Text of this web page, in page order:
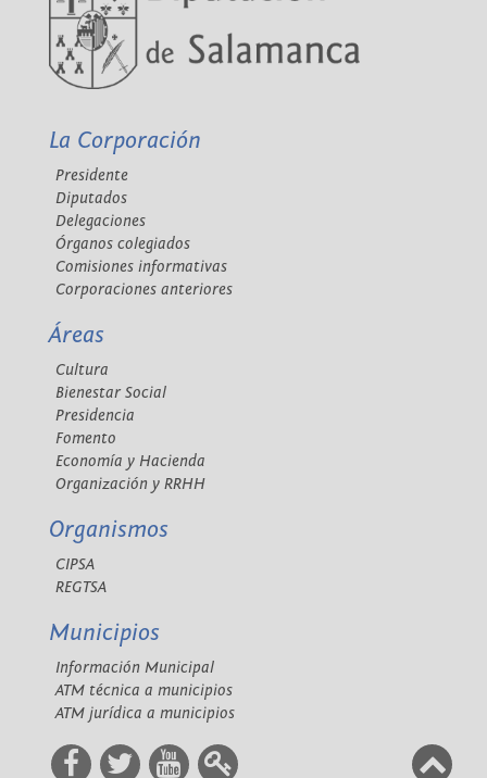
La Corporación
Presidente
Diputados
Delegaciones
Órganos colegiados
Comisiones informativas
Corporaciones anteriores
Áreas
Cultura
Bienestar Social
Presidencia
Fomento
Economía y Hacienda
Organización y RRHH
Organismos
CIPSA
REGTSA
Municipios
Información Municipal
ATM técnica a municipios
ATM jurídica a municipios